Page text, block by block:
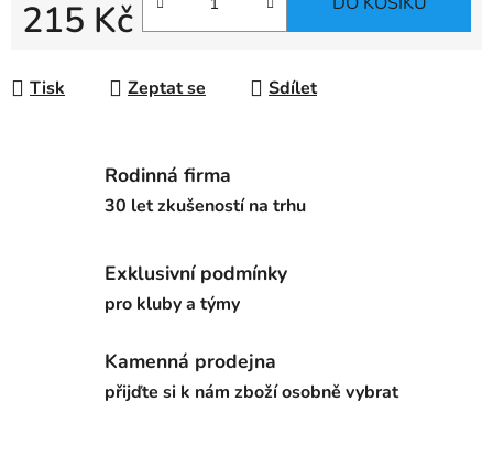
215 Kč
Tisk Zeptat se Sdílet
Rodinná firma
30 let zkušeností na trhu
Exklusivní podmínky
pro kluby a týmy
Kamenná prodejna
přijďte si k nám zboží osobně vybrat